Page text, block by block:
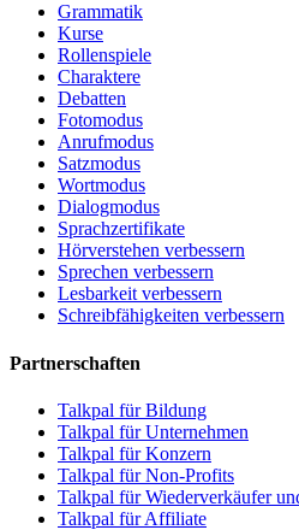
Grammatik
Kurse
Rollenspiele
Charaktere
Debatten
Fotomodus
Anrufmodus
Satzmodus
Wortmodus
Dialogmodus
Sprachzertifikate
Hörverstehen verbessern
Sprechen verbessern
Lesbarkeit verbessern
Schreibfähigkeiten verbessern
Partnerschaften
Talkpal für Bildung
Talkpal für Unternehmen
Talkpal für Konzern
Talkpal für Non-Profits
Talkpal für Wiederverkäufer
Talkpal für Affiliate